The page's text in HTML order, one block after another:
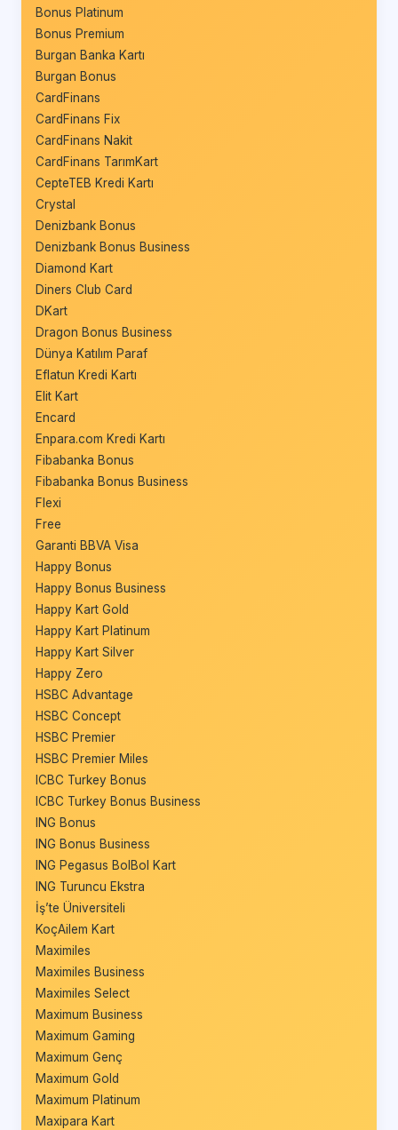
Bonus Platinum
Bonus Premium
Burgan Banka Kartı
Burgan Bonus
CardFinans
CardFinans Fix
CardFinans Nakit
CardFinans TarımKart
CepteTEB Kredi Kartı
Crystal
Denizbank Bonus
Denizbank Bonus Business
Diamond Kart
Diners Club Card
DKart
Dragon Bonus Business
Dünya Katılım Paraf
Eflatun Kredi Kartı
Elit Kart
Encard
Enpara.com Kredi Kartı
Fibabanka Bonus
Fibabanka Bonus Business
Flexi
Free
Garanti BBVA Visa
Happy Bonus
Happy Bonus Business
Happy Kart Gold
Happy Kart Platinum
Happy Kart Silver
Happy Zero
HSBC Advantage
HSBC Concept
HSBC Premier
HSBC Premier Miles
ICBC Turkey Bonus
ICBC Turkey Bonus Business
ING Bonus
ING Bonus Business
ING Pegasus BolBol Kart
ING Turuncu Ekstra
İş’te Üniversiteli
KoçAilem Kart
Maximiles
Maximiles Business
Maximiles Select
Maximum Business
Maximum Gaming
Maximum Genç
Maximum Gold
Maximum Platinum
Maxipara Kart